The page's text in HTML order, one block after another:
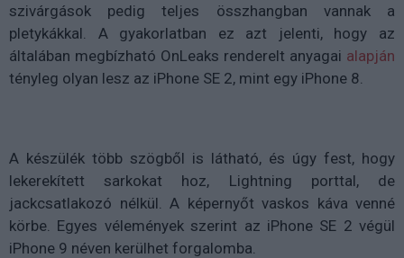
szivárgások pedig teljes összhangban vannak a
pletykákkal. A gyakorlatban ez azt jelenti, hogy az
általában megbízható OnLeaks renderelt anyagai alapján
tényleg olyan lesz az iPhone SE 2, mint egy iPhone 8.
A készülék több szögből is látható, és úgy fest, hogy
lekerekített sarkokat hoz, Lightning porttal, de
jackcsatlakozó nélkül. A képernyőt vaskos káva venné
körbe. Egyes vélemények szerint az iPhone SE 2 végül
iPhone 9 néven kerülhet forgalomba.